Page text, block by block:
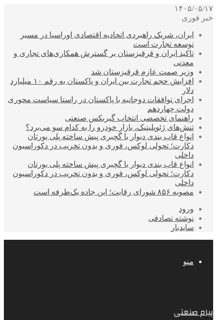
۱۴۰۵/۰۵/۱۷
خبر فوری
ایران، شریک راهبردی اتحادیه اقتصادی اوراسیا در مسیر
توسعه تجارت است
تاکید ایران و قرقیزستان بر گسترش همکاری‌های تجاری و
معدنی
وزیر صمت عازم قرقیزستان شد
افزایش حجم تجارت بین ایران و پاکستان به رقم ۱۰ میلیارد
دلار
اجرای توافقات دوجانبه با پاکستان در راستا سیاست محوری
دولت چهاردهم
راهنمای تخصصی انتخاب گیربکس صنعتی
تنش‌های ژئوپلیتیک، بازار خودرو را به کدام سو می‌برد؟
انواع قاب بندی دیوار با گچبری پیش ساخته پلی یورتان
دکارت؛ تحولی لوکس، فوری و بدون تخریب در دکوراسیون
داخلی
انواع قاب بندی دیوار با گچبری پیش ساخته پلی یورتان
دکارت؛ تحولی لوکس، فوری و بدون تخریب در دکوراسیون
داخلی
مصوبه ۸۵۶ شورای رقابت؛ این جاده یک‌طرفه است
ورود
نوشته تصادفی
سایدبار
منو
پیام صنعتی